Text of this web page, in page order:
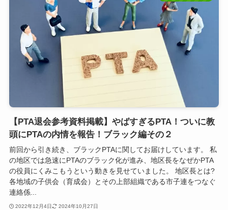
【PTA退会参考資料掲載】やばすぎるPTA！ついに教
頭にPTAの内情を報告！ブラック編その２
前回から引き続き、ブラックPTAに関してお届けしています。 私
の地区では急速にPTAのブラック化が進み、地区長をなぜかPTA
の役員にくみこもうという動きを見せていました。 地区長とは?
各地域の子供会（育成会）とその上部組織である市子連をつなぐ
連絡係...
2022年12月4日 2024年10月27日